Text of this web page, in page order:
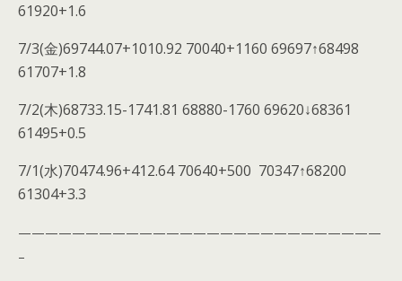
61920+1.6
7/3(金)69744.07+1010.92 70040+1160 69697↑68498
61707+1.8
7/2(木)68733.15-1741.81 68880-1760 69620↓68361
61495+0.5
7/1(水)70474.96+412.64 70640+500 70347↑68200
61304+3.3
———————————————————————————
–